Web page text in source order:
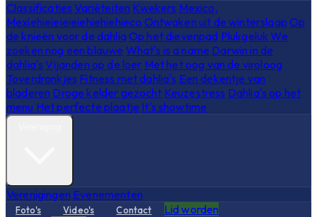
Classificaties Variëteiten Kwekers Mexico,
Mexiehieieieieiehiehiehieco Ontwaken uit de winterslaap Op
de knieën voor de dahliaOp het dievenpad Plukgeluk We
zoeken nog een blauwe What's is a name Darwin in de
dahlia's Vijanden op de loer Met het oog van de viroloog
Toverdrankjes Fitness met dahlia's Een dekentje van
bladeren Droge kelder gezocht Keuzestress Dahlia's op het
menu Het perfecte plaatje It's showtime
Verenigingen Evenementen
Foto's Video's Contact Lid worden